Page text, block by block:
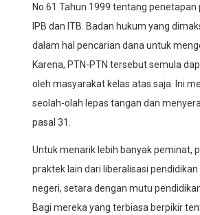
No.61 Tahun 1999 tentang
IPB dan ITB. Badan hukum yang
dalam hal pencarian dana untuk
Karena, PTN-PTN tersebut semula
oleh masyarakat kelas atas saja. Ini
seolah-olah lepas tangan dan
pasal 31.
Untuk menarik lebih banyak peminat,
praktek lain dari liberalisasi
negeri, setara dengan mutu
Bagi mereka yang terbiasa berpikir